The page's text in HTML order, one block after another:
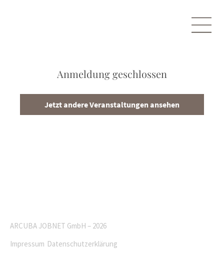
Anmeldung geschlossen
Jetzt andere Veranstaltungen ansehen
ARCUBA JOBNET GmbH – 2026
Impressum Datenschutzerklärung